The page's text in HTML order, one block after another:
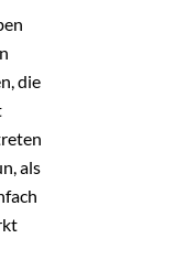
die
als